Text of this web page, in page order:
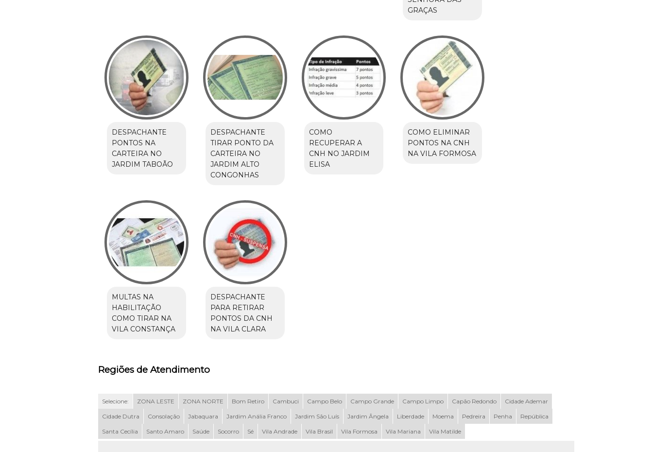
GRAÇAS
DESPACHANTE
PONTOS NA
CARTEIRA NO
JARDIM TABOÃO
DESPACHANTE
TIRAR PONTO DA
CARTEIRA NO
JARDIM ALTO
CONGONHAS
COMO
RECUPERAR A
CNH NO JARDIM
ELISA
COMO ELIMINAR
PONTOS NA CNH
NA VILA FORMOSA
MULTAS NA
HABILITAÇÃO
COMO TIRAR NA
VILA CONSTANÇA
DESPACHANTE
PARA RETIRAR
PONTOS DA CNH
NA VILA CLARA
Regiões de Atendimento
Selecione: ZONA LESTE ZONA NORTE Bom Retiro Cambuci Campo Belo Campo Grande Campo Limpo Capão Redondo Cidade Ademar
Cidade Dutra Consolação Jabaquara Jardim Anália Franco Jardim São Luís Jardim Ângela Liberdade Moema Pedreira Penha República
Santa Cecília Santo Amaro Saúde Socorro Sé Vila Andrade Vila Brasil Vila Formosa Vila Mariana Vila Matilde